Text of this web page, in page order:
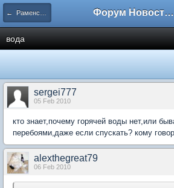
← Раменское Форум Новостройки
вода
sergei777
05 Feb 2010
кто знает,почему горячей воды нет,или
перебоями,даже если спускать? кому
alexthegreat79
06 Feb 2010